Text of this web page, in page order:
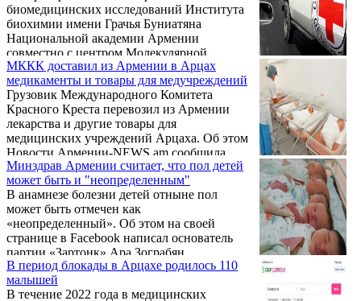
ребенок еще не родился, а ему в утробе
матери была проведена
высокотехнологичная, хирургическая
операция!
биомедицинских исследований Института
биохимии имени Грачья Буниатяна
Национальной академии Армении
совместно с центром Молекулярной
фотоники и фотохимии Института физики
Национальной академии наук Беларуси
проводят исследования с целью создания
лекарственных средств, которые
уничтожают раковые клетки, не повреждая
здоровые.
МККК доставил из Армении в Арцах
медикаменты и товары для медучреждений
Грузовик Международного Комитета
Красного Креста перевозил из Армении
лекарства и другие товары для
медицинских учреждений Арцаха. Об этом
Новости Армении-NEWS.am сообщила
руководитель коммуникационных
программ делегации МККК Зара Аматуни.
Минздрав Армении считает, что пол детей
может быть и "неопределенным"
В анамнезе болезни детей отныне пол
может быть отмечен как
«неопределенный». Об этом на своей
странице в Facebook написал основатель
партии «Зартонк» Ара Зограбян.
В период блокады в Арцахе родилось 110
малышей
В течение 2022 года в медицинских